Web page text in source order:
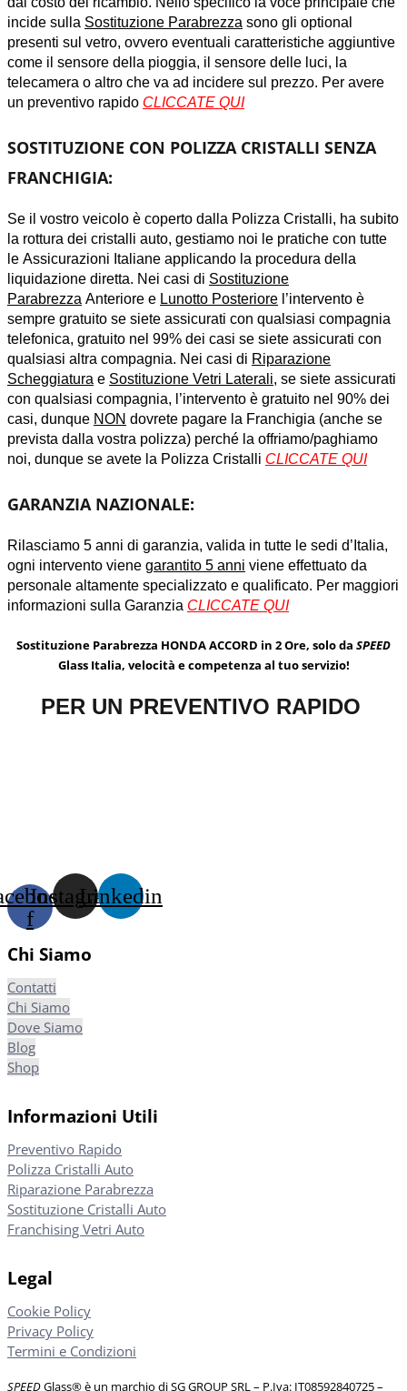
incide sulla Sostituzione Parabrezza sono gli optional
presenti sul vetro, ovvero eventuali caratteristiche aggiuntive
come il sensore della pioggia, il sensore delle luci, la
telecamera o altro che va ad incidere sul prezzo. Per avere
un preventivo rapido CLICCATE QUI
SOSTITUZIONE CON POLIZZA CRISTALLI SENZA
FRANCHIGIA:
Se il vostro veicolo è coperto dalla Polizza Cristalli, ha subito
la rottura dei cristalli auto, gestiamo noi le pratiche con tutte
le Assicurazioni Italiane applicando la procedura della
liquidazione diretta. Nei casi di Sostituzione
Parabrezza Anteriore e Lunotto Posteriore l’intervento è
sempre gratuito se siete assicurati con qualsiasi compagnia
telefonica, gratuito nel 99% dei casi se siete assicurati con
qualsiasi altra compagnia. Nei casi di Riparazione
Scheggiatura e Sostituzione Vetri Laterali, se siete assicurati
con qualsiasi compagnia, l’intervento è gratuito nel 90% dei
casi, dunque NON dovrete pagare la Franchigia (anche se
prevista dalla vostra polizza) perché la offriamo/paghiamo
noi, dunque se avete la Polizza Cristalli CLICCATE QUI
GARANZIA NAZIONALE:
Rilasciamo 5 anni di garanzia, valida in tutte le sedi d’Italia,
ogni intervento viene garantito 5 anni viene effettuato da
personale altamente specializzato e qualificato. Per maggiori
informazioni sulla Garanzia CLICCATE QUI
Sostituzione Parabrezza HONDA ACCORD in 2 Ore, solo da SPEED
Glass Italia, velocità e competenza al tuo servizio!
PER UN PREVENTIVO RAPIDO
f
InstagramLinkedin
Chi Siamo
Contatti
Chi Siamo
Dove Siamo
Blog
Shop
Informazioni Utili
Preventivo Rapido
Polizza Cristalli Auto
Riparazione Parabrezza
Sostituzione Cristalli Auto
Franchising Vetri Auto
Legal
Cookie Policy
Privacy Policy
Termini e Condizioni
SPEEDGlass® è un marchio di SG GROUP SRL – P.Iva: IT08592840725–